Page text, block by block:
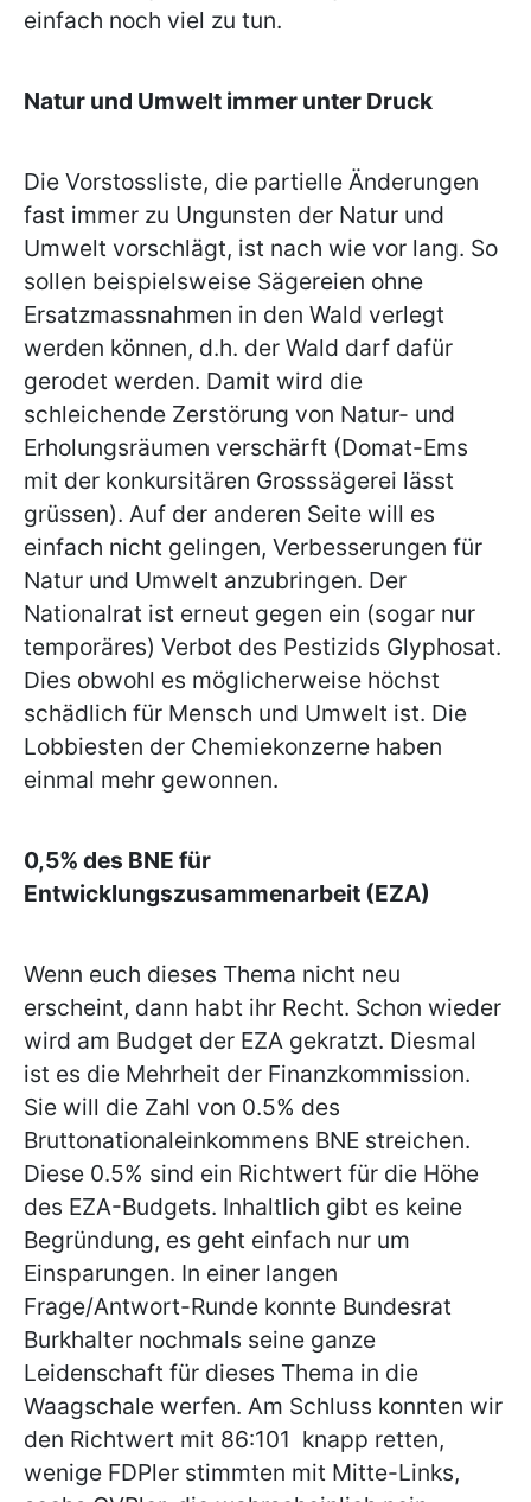
einfach noch viel zu tun.
Natur und Umwelt immer unter Druck
Die Vorstossliste, die partielle Änderungen
fast immer zu Ungunsten der Natur und
Umwelt vorschlägt, ist nach wie vor lang. So
sollen beispielsweise Sägereien ohne
Ersatzmassnahmen in den Wald verlegt
werden können, d.h. der Wald darf dafür
gerodet werden. Damit wird die
schleichende Zerstörung von Natur- und
Erholungsräumen verschärft (Domat-Ems
mit der konkursitären Grosssägerei lässt
grüssen). Auf der anderen Seite will es
einfach nicht gelingen, Verbesserungen für
Natur und Umwelt anzubringen. Der
Nationalrat ist erneut gegen ein (sogar nur
temporäres) Verbot des Pestizids Glyphosat.
Dies obwohl es möglicherweise höchst
schädlich für Mensch und Umwelt ist. Die
Lobbiesten der Chemiekonzerne haben
einmal mehr gewonnen.
0,5% des BNE für
Entwicklungszusammenarbeit (EZA)
Wenn euch dieses Thema nicht neu
erscheint, dann habt ihr Recht. Schon wieder
wird am Budget der EZA gekratzt. Diesmal
ist es die Mehrheit der Finanzkommission.
Sie will die Zahl von 0.5% des
Bruttonationaleinkommens BNE streichen.
Diese 0.5% sind ein Richtwert für die Höhe
des EZA-Budgets. Inhaltlich gibt es keine
Begründung, es geht einfach nur um
Einsparungen. In einer langen
Frage/Antwort-Runde konnte Bundesrat
Burkhalter nochmals seine ganze
Leidenschaft für dieses Thema in die
Waagschale werfen. Am Schluss konnten wir
den Richtwert mit 86:101 knapp retten,
wenige FDPler stimmten mit Mitte-Links,